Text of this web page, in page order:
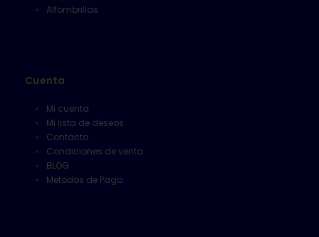
Alfombrillas
Cuenta
Mi cuenta
Mi lista de deseos
Contacto
Condiciones de venta
BLOG
Metodos de Pago